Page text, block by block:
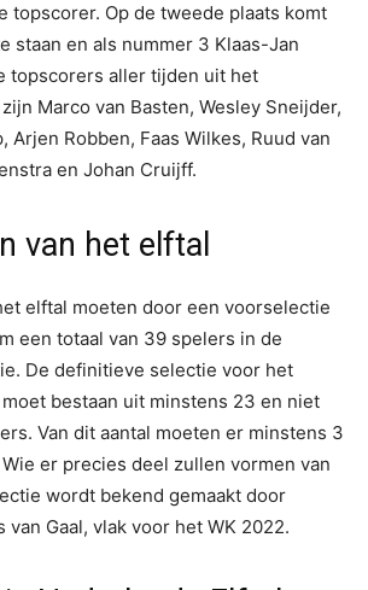
topscorer. Op de tweede plaats komt
staan en als nummer 3 Klaas-Jan
topscorers aller tijden uit het
Marco van Basten, Wesley Sneijder,
Arjen Robben, Faas Wilkes, Ruud van
en Johan Cruijff.
van het elftal
elftal moeten door een voorselectie
een totaal van 39 spelers in de
De definitieve selectie voor het
bestaan uit minstens 23 en niet
Van dit aantal moeten er minstens 3
er precies deel zullen vormen van
wordt bekend gemaakt door
van Gaal, vlak voor het WK 2022.